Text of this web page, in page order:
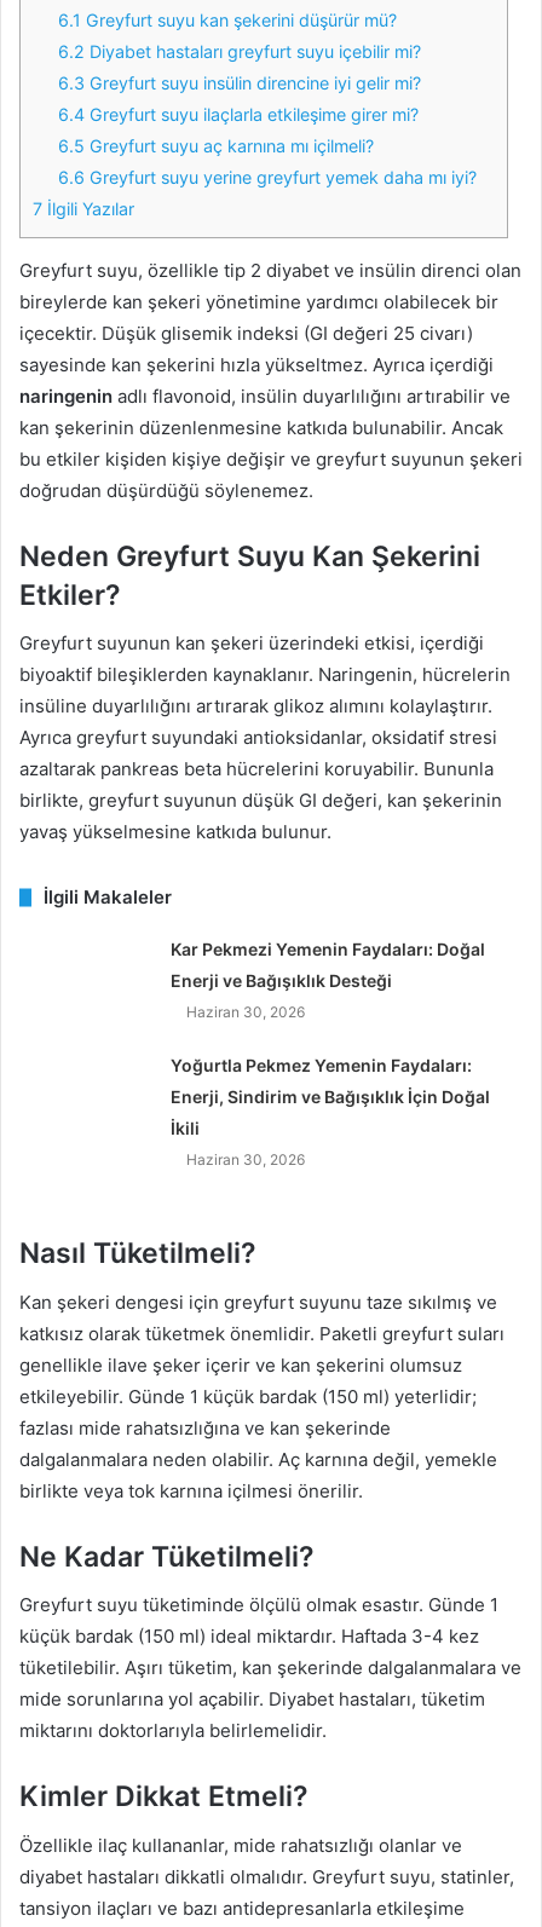
6.1 Greyfurt suyu kan şekerini düşürür mü?
6.2 Diyabet hastaları greyfurt suyu içebilir mi?
6.3 Greyfurt suyu insülin direncine iyi gelir mi?
6.4 Greyfurt suyu ilaçlarla etkileşime girer mi?
6.5 Greyfurt suyu aç karnına mı içilmeli?
6.6 Greyfurt suyu yerine greyfurt yemek daha mı iyi?
7 İlgili Yazılar
Greyfurt suyu, özellikle tip 2 diyabet ve insülin direnci olan
bireylerde kan şekeri yönetimine yardımcı olabilecek bir
içecektir. Düşük glisemik indeksi (GI değeri 25 civarı)
sayesinde kan şekerini hızla yükseltmez. Ayrıca içerdiği
naringenin adlı flavonoid, insülin duyarlılığını artırabilir ve
kan şekerinin düzenlenmesine katkıda bulunabilir. Ancak
bu etkiler kişiden kişiye değişir ve greyfurt suyunun şekeri
doğrudan düşürdüğü söylenemez.
Neden Greyfurt Suyu Kan Şekerini
Etkiler?
Greyfurt suyunun kan şekeri üzerindeki etkisi, içerdiği
biyoaktif bileşiklerden kaynaklanır. Naringenin, hücrelerin
insüline duyarlılığını artırarak glikoz alımını kolaylaştırır.
Ayrıca greyfurt suyundaki antioksidanlar, oksidatif stresi
azaltarak pankreas beta hücrelerini koruyabilir. Bununla
birlikte, greyfurt suyunun düşük GI değeri, kan şekerinin
yavaş yükselmesine katkıda bulunur.
İlgili Makaleler
Kar Pekmezi Yemenin Faydaları: Doğal
Enerji ve Bağışıklık Desteği
Haziran 30, 2026
Yoğurtla Pekmez Yemenin Faydaları:
Enerji, Sindirim ve Bağışıklık İçin Doğal
İkili
Haziran 30, 2026
Nasıl Tüketilmeli?
Kan şekeri dengesi için greyfurt suyunu taze sıkılmış ve
katkısız olarak tüketmek önemlidir. Paketli greyfurt suları
genellikle ilave şeker içerir ve kan şekerini olumsuz
etkileyebilir. Günde 1 küçük bardak (150 ml) yeterlidir;
fazlası mide rahatsızlığına ve kan şekerinde
dalgalanmalara neden olabilir. Aç karnına değil, yemekle
birlikte veya tok karnına içilmesi önerilir.
Ne Kadar Tüketilmeli?
Greyfurt suyu tüketiminde ölçülü olmak esastır. Günde 1
küçük bardak (150 ml) ideal miktardır. Haftada 3-4 kez
tüketilebilir. Aşırı tüketim, kan şekerinde dalgalanmalara ve
mide sorunlarına yol açabilir. Diyabet hastaları, tüketim
miktarını doktorlarıyla belirlemelidir.
Kimler Dikkat Etmeli?
Özellikle ilaç kullananlar, mide rahatsızlığı olanlar ve
diyabet hastaları dikkatli olmalıdır. Greyfurt suyu, statinler,
tansiyon ilaçları ve bazı antidepresanlarla etkileşime